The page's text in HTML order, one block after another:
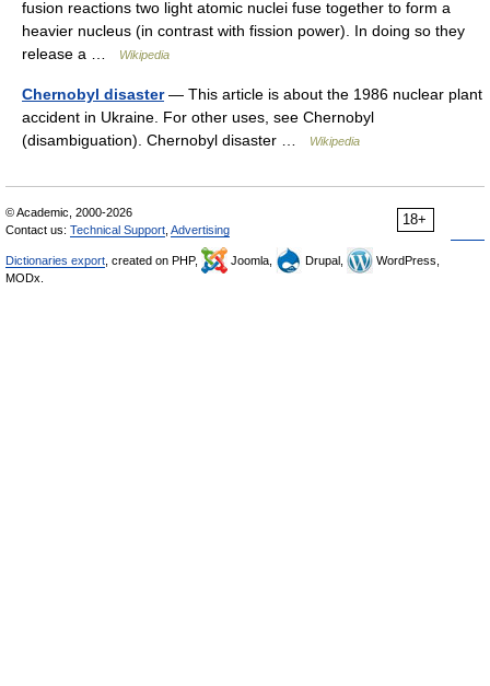
fusion reactions two light atomic nuclei fuse together to form a
heavier nucleus (in contrast with fission power). In doing so they
release a …
Wikipedia
Chernobyl disaster— This article is about the 1986 nuclear plant
accident in Ukraine. For other uses, see Chernobyl
(disambiguation). Chernobyl disaster …
Wikipedia
18+
© Academic, 2000-2026
Contact us: Technical Support Advertising
Dictionaries export , created on PHP, Joomla, Drupal,
WordPress,
MODx.